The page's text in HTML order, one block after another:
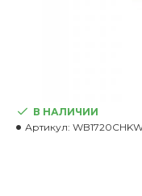
В НАЛИЧИИ
Артикул: